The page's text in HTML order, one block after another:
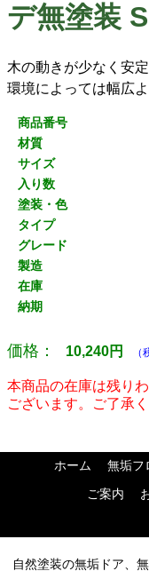
デ無塗装
木の動きが少なく安
環境によっては幅広
商品番号
材質
サイズ
入り数
塗装・色
タイプ
グレード
製造
在庫
納期
価格： 10,240円
本商品の在庫は残り
ございます。ご了承
ホーム 無垢フ
ご案内
自然塗装の無垢ドア、